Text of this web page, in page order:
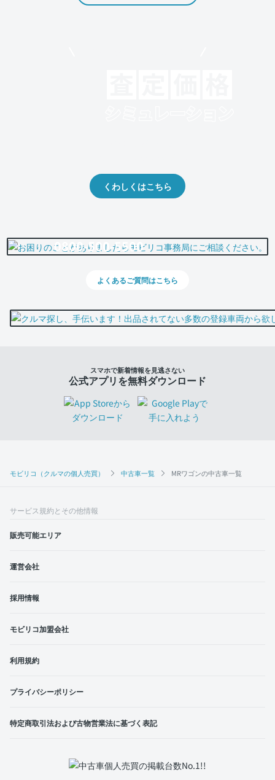
モビリコ（クルマの個人売買） 中古車一覧 MRワゴンの中古車一覧
くわしくはこちら
0800-500-5500
よくあるご質問はこちら
スマホで新着情報を見逃さない
公式アプリを無料ダウンロード
サービス規約とその他情報
販売可能エリア
運営会社
採用情報
モビリコ加盟会社
利用規約
プライバシーポリシー
特定商取引法および古物営業法に基づく表記